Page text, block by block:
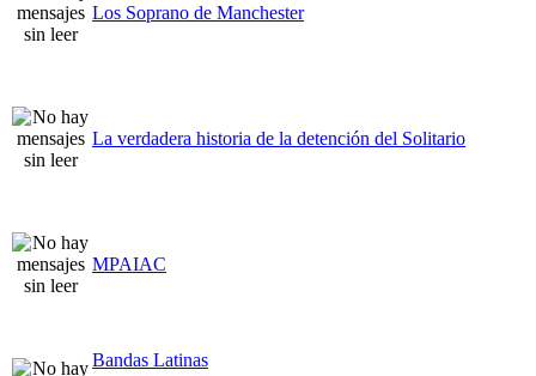
Los Soprano de Manchester
La verdadera historia de la detención del Solitario
MPAIAC
Bandas Latinas